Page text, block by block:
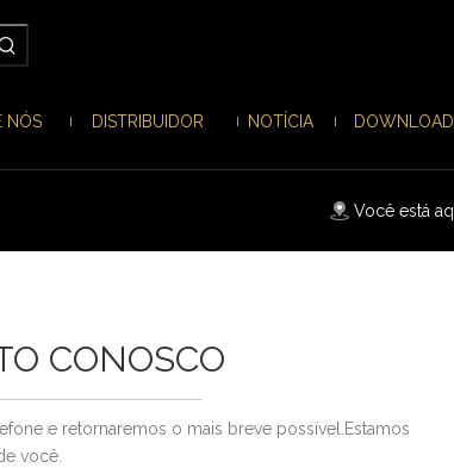
NÓS DISTRIBUIDOR NOTÍCIA DOWNLOAD
Você está
CONOSCO
e retornaremos o mais breve possível.Estamos
você.